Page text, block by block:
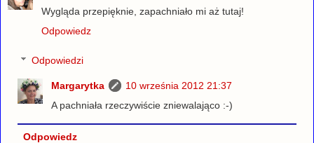
Wygląda przepięknie, zapachniało mi aż tutaj!
Odpowiedz
Odpowiedzi
Margarytka
10 września 2012 21:37
A pachniała rzeczywiście zniewalająco :-)
Odpowiedz